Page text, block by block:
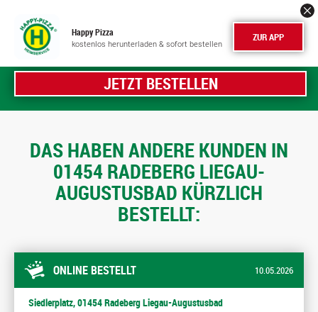
Happy Pizza
kostenlos herunterladen & sofort bestellen ZUR APP
JETZT BESTELLEN
DAS HABEN ANDERE KUNDEN IN
01454 RADEBERG LIEGAU-
AUGUSTUSBAD KÜRZLICH
BESTELLT:
ONLINE BESTELLT 10.05.2026
Siedlerplatz, 01454 Radeberg Liegau-Augustusbad